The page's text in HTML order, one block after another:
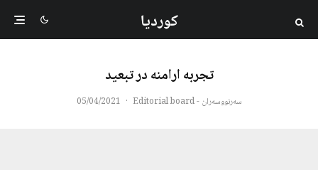
کوردیا
تجربه ارامنه در تبعید
سەرنووسەران - Editorial board ·
05/04/2021